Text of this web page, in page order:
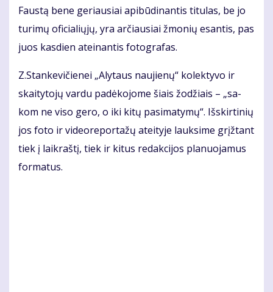
Faus­tą be­ne ge­riau­siai api­bū­di­nan­tis ti­tu­las, be jo
tu­ri­mų ofi­cia­lių­jų, yra ar­čiau­siai žmo­nių esan­tis, pas
juos kasdien atei­nan­tis fo­to­gra­fas.
Z.Stan­ke­vi­čie­nei „Aly­taus nau­jie­nų“ ko­lek­ty­vo ir
skai­ty­to­jų var­du pa­dė­ko­jo­me šiais žo­džiais – „sa­
kom ne vi­so ge­ro, o iki ki­tų pa­si­ma­ty­mų“. Iš­skir­ti­nių
jos fo­to ir vi­de­o­re­por­ta­žų at­ei­ty­je lauk­si­me grįž­tant
tiek į laik­raš­tį, tiek ir ki­tus re­dak­ci­jos pla­nuo­ja­mus
for­ma­tus.